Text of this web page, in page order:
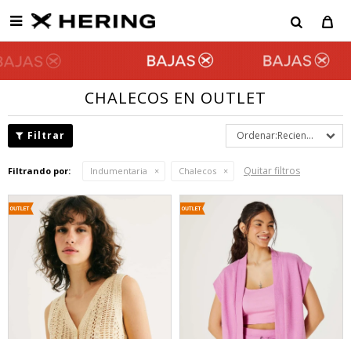

CHALECOS EN OUTLET
Recientes
Filtrando por: Indumentaria Chalecos Quitar filtros